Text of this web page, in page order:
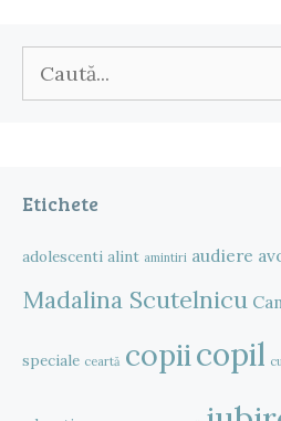
după:
Etichete
adolescenti alint amintiri audiere
Madalina Scutelnicu
speciale ceartă copiicopil